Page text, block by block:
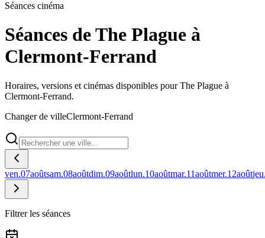
Séances cinéma
Séances de The Plague à
Clermont-Ferrand
Horaires, versions et cinémas disponibles pour The Plague à
Clermont-Ferrand.
Changer de villeClermont-Ferrand
ven.07aoûtsam.08aoûtdim.09aoûtlun.10aoûtmar.11aoûtmer.12août
Filtrer les séances